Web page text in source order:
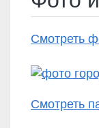
Смотреть
Смотреть